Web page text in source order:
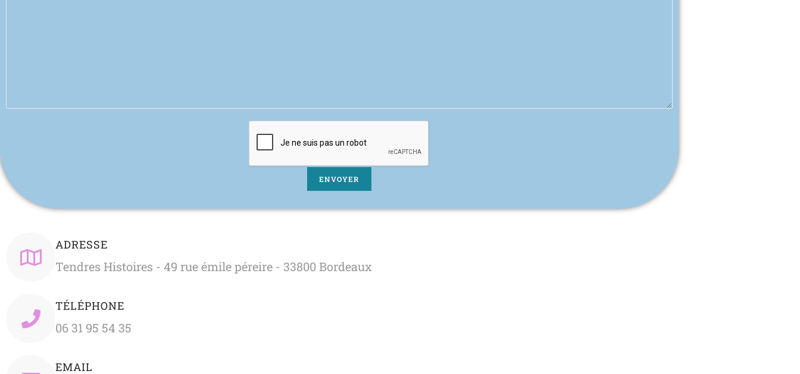
ADRESSE
Tendres Histoires - 49 rue émile péreire - 33800 Bordeaux
TÉLÉPHONE
06 31 95 54 35
EMAIL